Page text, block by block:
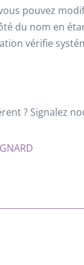
pouvez
du nom en
vérifie
? Signalez